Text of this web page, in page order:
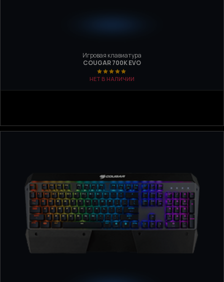
Игровая клавиатура
COUGAR 700K EVO
НЕТ В НАЛИЧИИ